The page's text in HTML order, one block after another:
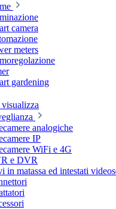
camera
meters
gardening
analogiche
IP
WiFi e 4G
e DVR
in matassa ed intestati